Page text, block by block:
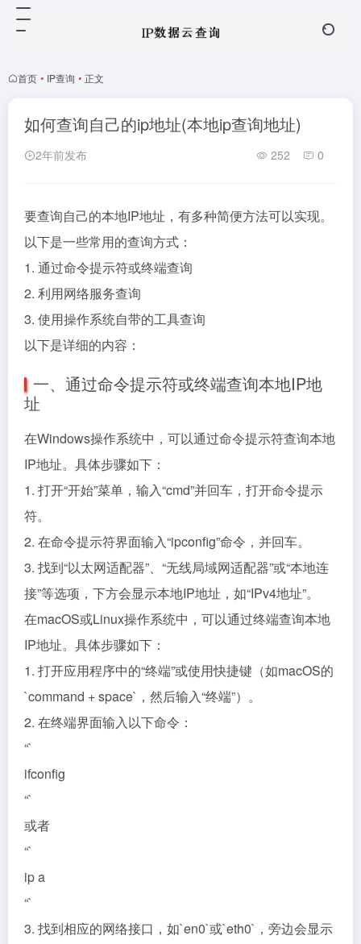
首页 • IP查询 • 正文
如何查询自己的ip地址(本地ip查询地址)
2年前发布 252 0
要查询自己的本地IP地址，有多种简便方法可以实现。
以下是一些常用的查询方式：
1. 通过命令提示符或终端查询
2. 利用网络服务查询
3. 使用操作系统自带的工具查询
以下是详细的内容：
一、通过命令提示符或终端查询本地IP地
址
在Windows操作系统中，可以通过命令提示符查询本地
IP地址。具体步骤如下：
1. 打开“开始”菜单，输入“cmd”并回车，打开命令提示
符。
2. 在命令提示符界面输入“ipconfig”命令，并回车。
3. 找到“以太网适配器”、“无线局域网适配器”或“本地连
接”等选项，下方会显示本地IP地址，如“IPv4地址”。
在macOS或Linux操作系统中，可以通过终端查询本地
IP地址。具体步骤如下：
1. 打开应用程序中的“终端”或使用快捷键（如macOS的
`command + space`，然后输入“终端”）。
2. 在终端界面输入以下命令：
“`
ifconfig
“`
或者
“`
ip a
“`
3. 找到相应的网络接口，如`en0`或`eth0`，旁边会显示